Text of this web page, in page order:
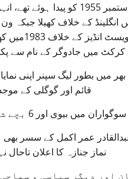
لیجنڈ کرکٹر15 ستمبر 1955 کو پیدا
1977میں انگلینڈ کے خلاف کھیلا
میں پہلا میچ ویسٹ
کرکٹ میں جادوگر کے نام سے
بھر میں بطور لیگ سپنر اپنی
قائم اور گوگلی کے
میں بیوی اور 6 بچے شامل ہیں
عمر اکمل کے سسر بھی
نماز جنازہ کا اعلان تاحال
اور دیگر سیاسی و